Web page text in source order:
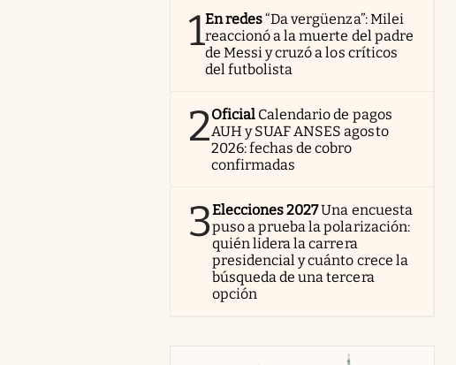
1En redes“Da vergüenza”: Milei
reaccionó a la muerte del padre
de Messi y cruzó a los críticos
del futbolista
2Oficial Calendario de pagos
AUH y SUAF ANSES agosto
2026: fechas de cobro
confirmadas
3Elecciones 2027Una encuesta
puso a prueba la polarización:
quién lidera la carrera
presidencial y cuánto crece la
búsqueda de una tercera
opción